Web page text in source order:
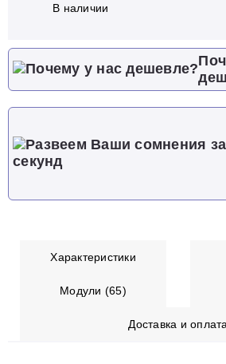
В наличии
Характеристики
Модули (65)
Доставка и оплата